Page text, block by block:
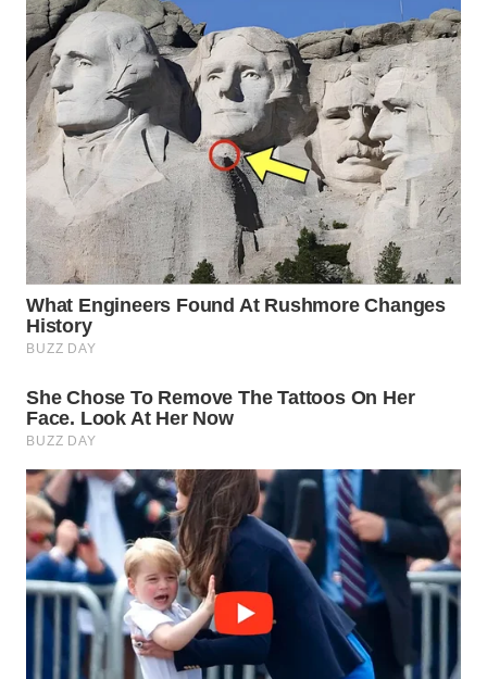
TIMUR
WN
SEMARANG
WN
SOLO
WN
BOROBUDUR
WN
MADURA
WN
SURABAYA
WN
NATUNA
WN
BINTAN
WN
MANDALIKA